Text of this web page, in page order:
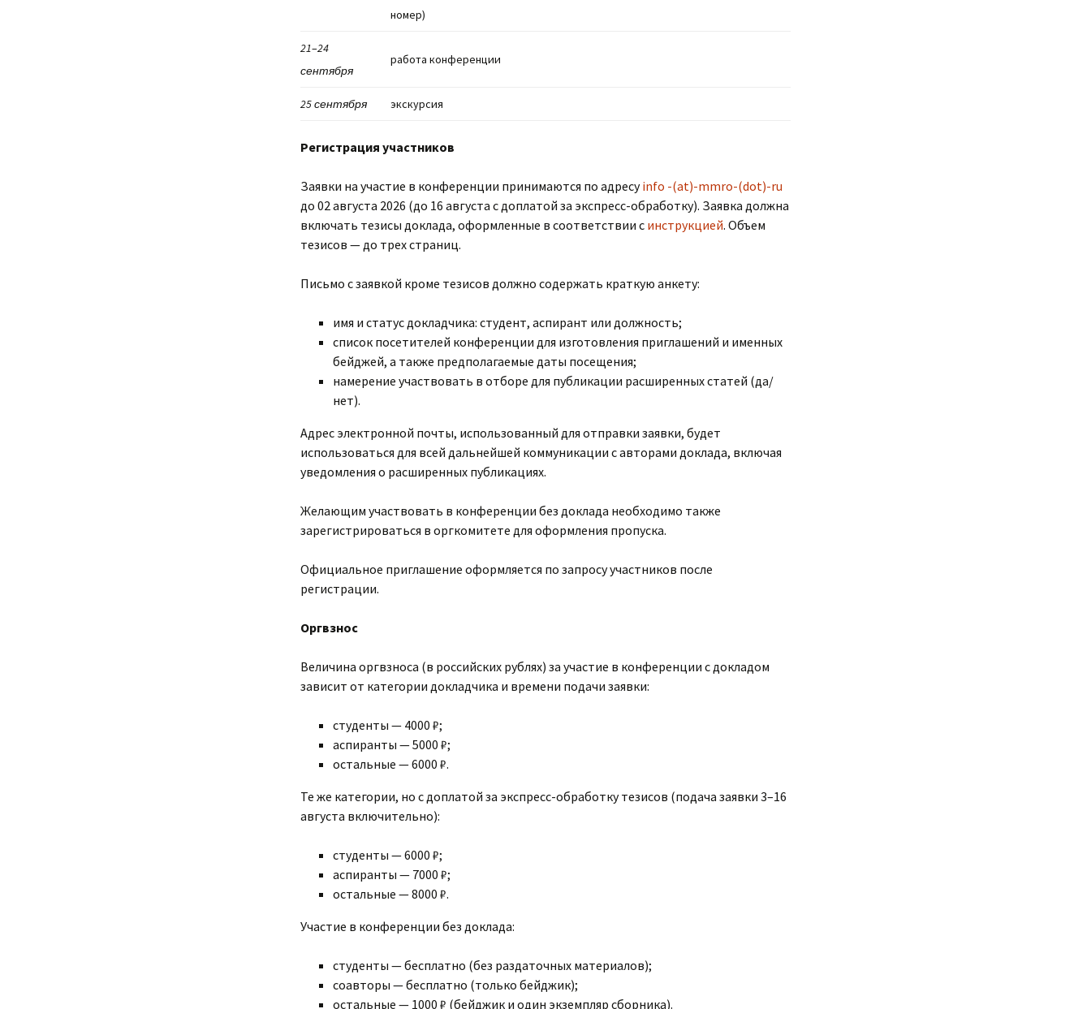
номер)
21–24
сентября
работа конференции
25 сентября экскурсия
Регистрация участников
Заявки на участие в конференции принимаются по адресуinfo -(at)-mmro-(dot)-ru
до 02 августа 2026 (до 16 августа с доплатой за экспресс-обработку). Заявка должна
включать тезисы доклада, оформленные в соответствии с инструкцией. Объем
тезисов — до трех страниц.
Письмо с заявкой кроме тезисов должно содержать краткую анкету:
имя и статус докладчика: студент, аспирант или должность;
список посетителей конференции для изготовления приглашений и именных
бейджей, а также предполагаемые даты посещения;
намерение участвовать в отборе для публикации расширенных статей (да/
нет).
Адрес электронной почты, использованный для отправки заявки, будет
использоваться для всей дальнейшей коммуникации с авторами доклада, включая
уведомления о расширенных публикациях.
Желающим участвовать в конференции без доклада необходимо также
зарегистрироваться в оргкомитете для оформления пропуска.
Официальное приглашение оформляется по запросу участников после
регистрации.
Оргвзнос
Величина оргвзноса (в российских рублях) за участие в конференции с докладом
зависит от категории докладчика и времени подачи заявки:
студенты — 4000 ₽;
аспиранты — 5000 ₽;
остальные — 6000 ₽.
Те же категории, но с доплатой за экспресс-обработку тезисов (подача заявки 3–16
августа включительно):
студенты — 6000 ₽;
аспиранты — 7000 ₽;
остальные — 8000 ₽.
Участие в конференции без доклада:
студенты — бесплатно (без раздаточных материалов);
соавторы — бесплатно (только бейджик);
остальные — 1000 ₽ (бейджик и один экземпляр сборника).